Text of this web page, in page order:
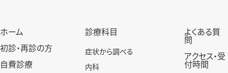
ホーム
初診・再診の方
自費診療
診療科目
症状から調べる
内科
よくある質
問
アクセス・受
付時間